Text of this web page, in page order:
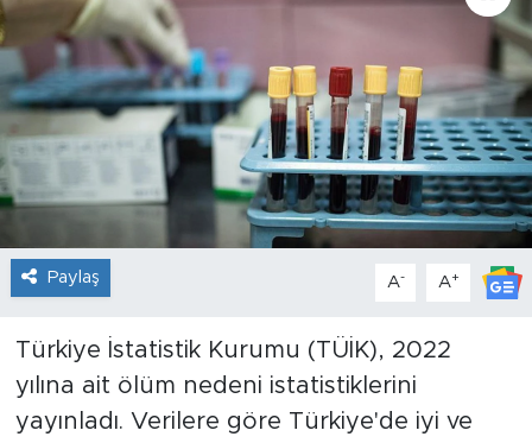
Paylaş A- A+
Türkiye İstatistik Kurumu (TÜİK), 2022
yılına ait ölüm nedeni istatistiklerini
yayınladı. Verilere göre Türkiye'de iyi ve
Teknoloji